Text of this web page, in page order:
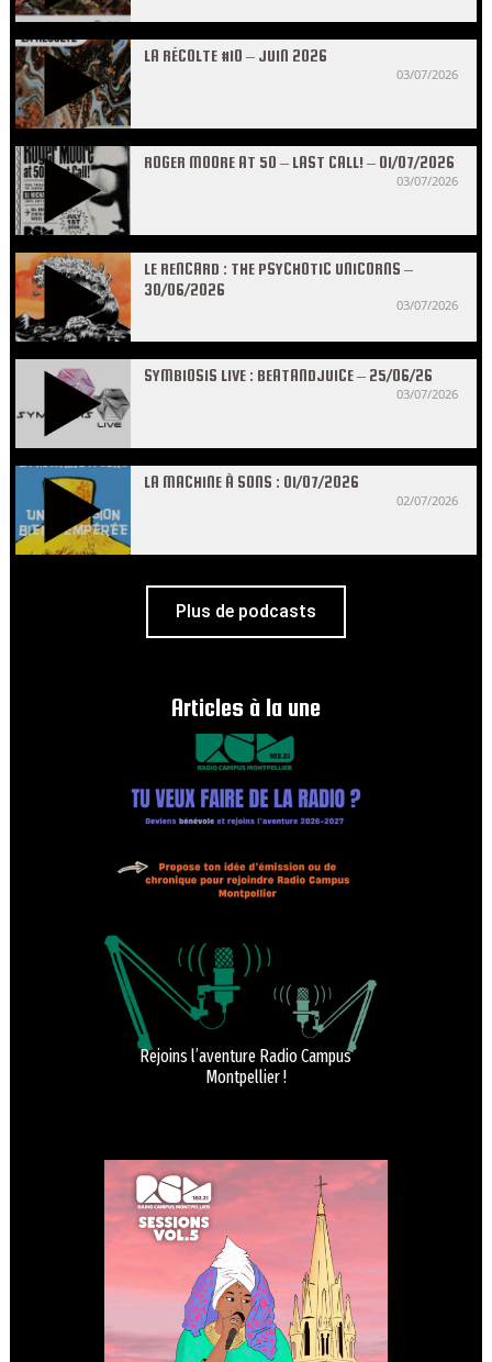
LA RÉCOLTE #10 – JUIN 2026
03/07/2026
ROGER MOORE AT 50 – LAST CALL! – 01/07/2026
03/07/2026
LE RENCARD : THE PSYCHOTIC UNICORNS –
30/06/2026
03/07/2026
SYMBIOSIS LIVE : BEATANDJUICE – 25/06/26
03/07/2026
LA MACHINE À SONS : 01/07/2026
02/07/2026
Plus de podcasts
Articles à la une
Rejoins l’aventure Radio Campus
Montpellier !